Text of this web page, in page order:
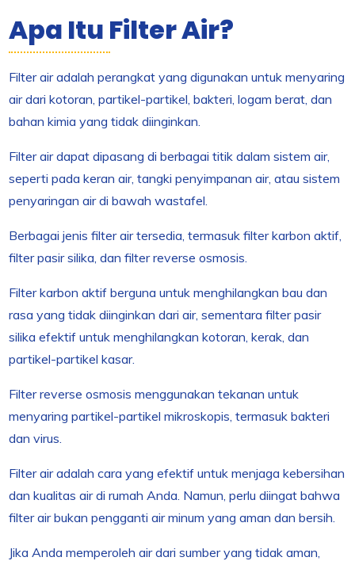
Apa Itu Filter Air?
Filter air adalah perangkat yang digunakan untuk menyaring
air dari kotoran, partikel-partikel, bakteri, logam berat, dan
bahan kimia yang tidak diinginkan.
Filter air dapat dipasang di berbagai titik dalam sistem air,
seperti pada keran air, tangki penyimpanan air, atau sistem
penyaringan air di bawah wastafel.
Berbagai jenis filter air tersedia, termasuk filter karbon aktif,
filter pasir silika, dan filter reverse osmosis.
Filter karbon aktif berguna untuk menghilangkan bau dan
rasa yang tidak diinginkan dari air, sementara filter pasir
silika efektif untuk menghilangkan kotoran, kerak, dan
partikel-partikel kasar.
Filter reverse osmosis menggunakan tekanan untuk
menyaring partikel-partikel mikroskopis, termasuk bakteri
dan virus.
Filter air adalah cara yang efektif untuk menjaga kebersihan
dan kualitas air di rumah Anda. Namun, perlu diingat bahwa
filter air bukan pengganti air minum yang aman dan bersih.
Jika Anda memperoleh air dari sumber yang tidak aman,